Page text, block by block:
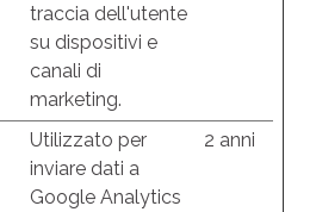
traccia dell'utente
su dispositivi e
canali di
marketing.
Utilizzato per
inviare dati a
Google Analytics
2 anni